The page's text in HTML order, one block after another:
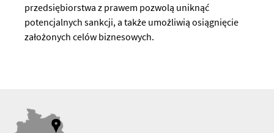
przedsiębiorstwa z prawem pozwolą uniknąć
potencjalnych sankcji, a także umożliwią osiągnięcie
założonych celów biznesowych.